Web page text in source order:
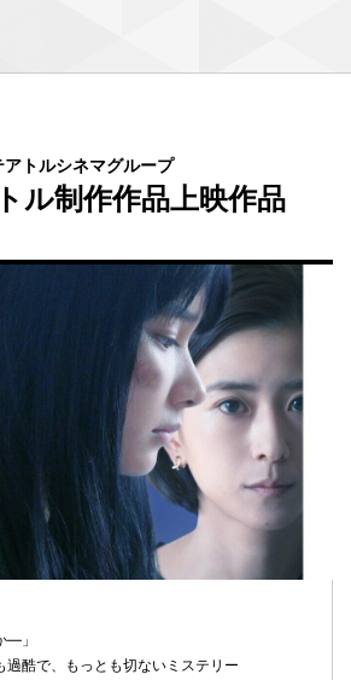
アトルシネマグループ
ル制作作品上映作品
―」
過酷で、もっとも切ないミステリー